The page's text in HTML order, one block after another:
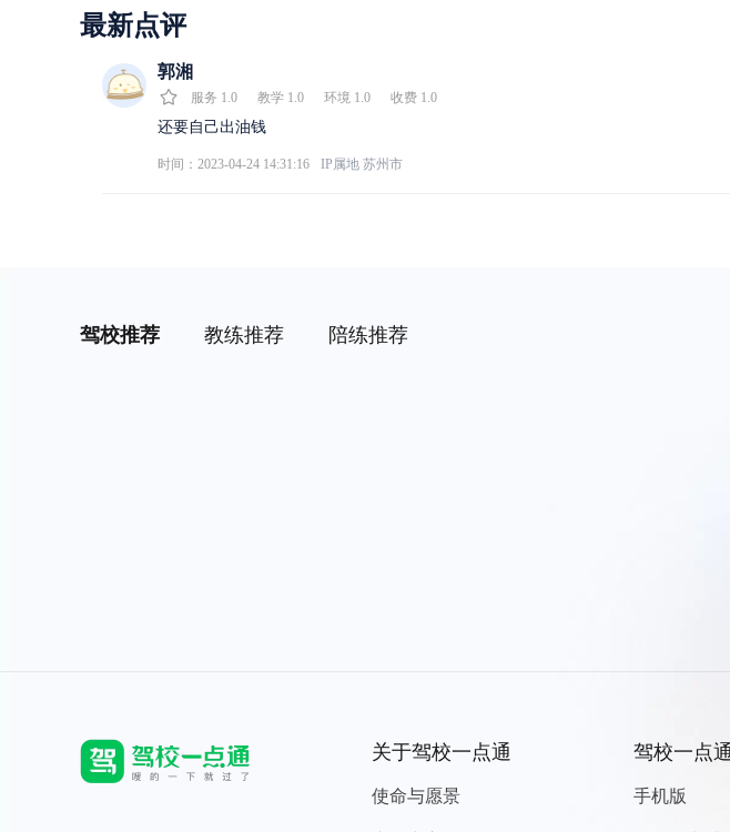
最新点评
郭湘
服务 1.0 教学 1.0 环境 1.0 收费 1.0
还要自己出油钱
时间：2023-04-24 14:31:16 IP属地 苏州市
驾校推荐 教练推荐 陪练推荐
关于驾校一点通
使命与愿景
驾校一点
手机版